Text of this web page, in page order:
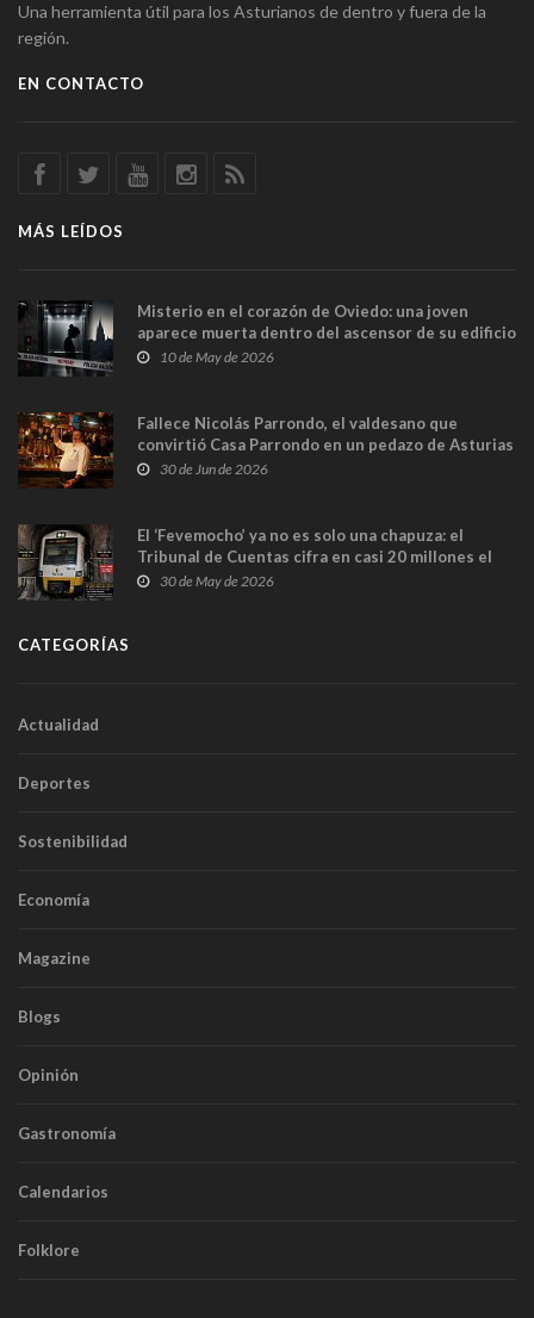
Una herramienta útil para los Asturianos de dentro y fuera de la
región.
EN CONTACTO
MÁS LEÍDOS
Misterio en el corazón de Oviedo: una joven
aparece muerta dentro del ascensor de su edificio
y las cámaras captan sus últimos minutos
10 de May de 2026
Fallece Nicolás Parrondo, el valdesano que
convirtió Casa Parrondo en un pedazo de Asturias
en Madrid
30 de Jun de 2026
El ‘Fevemocho’ ya no es solo una chapuza: el
Tribunal de Cuentas cifra en casi 20 millones el
sobrecoste de los trenes que no cabían por los
30 de May de 2026
CATEGORÍAS
Actualidad
Deportes
Sostenibilidad
Economía
Magazine
Blogs
Opinión
Gastronomía
Calendarios
Folklore